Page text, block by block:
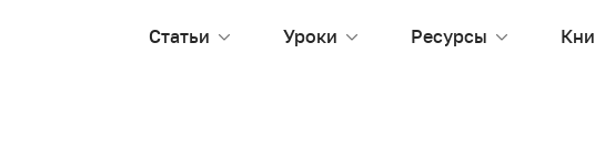
Статьи Уроки Ресурсы